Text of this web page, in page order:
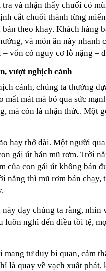
tra và nhận thấy chuối có
cắt chuối thành từng
bán theo khay. Khách hàng
và món ăn này nhanh
– vốn có nguy cơ lỗ nặng –
vượt nghịch cảnh
cảnh, chúng ta thường
mất mát mà bỏ qua sức
mà còn là nhận thức. Một
hay thở dài. Một người
gái út bán mũ rơm. Trời
của con gái út không bán
nắng thì mũ rơm bán chạy,
này dạy chúng ta rằng, nhìn
luôn nghĩ đến điều tồi tệ,
mang tư duy bi quan, cảm
là quay về vạch xuất phát,